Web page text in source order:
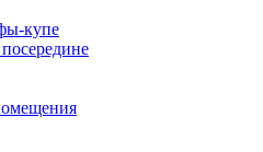
купе